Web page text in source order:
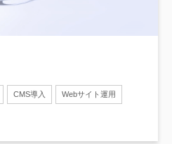
CMS導入 Webサイト運用